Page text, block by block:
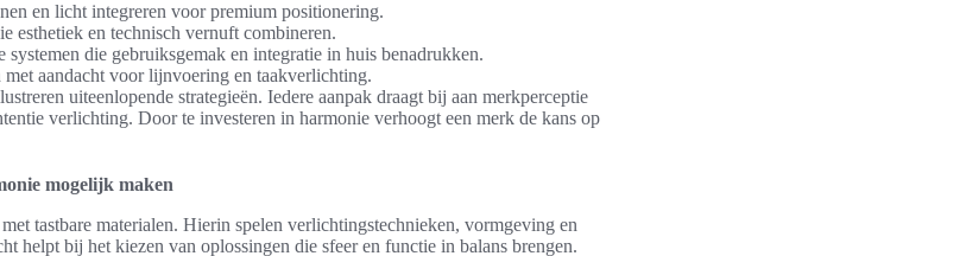
en licht integreren voor premium positionering.
esthetiek en technisch vernuft combineren.
die gebruiksgemak en integratie in huis benadrukken.
aandacht voor lijnvoering en taakverlichting.
uiteenlopende strategieën. Iedere aanpak draagt bij aan merkperceptie
verlichting. Door te investeren in harmonie verhoogt een merk de kans op
mogelijk maken
tastbare materialen. Hierin spelen verlichtingstechnieken, vormgeving en
helpt bij het kiezen van oplossingen die sfeer en functie in balans brengen.